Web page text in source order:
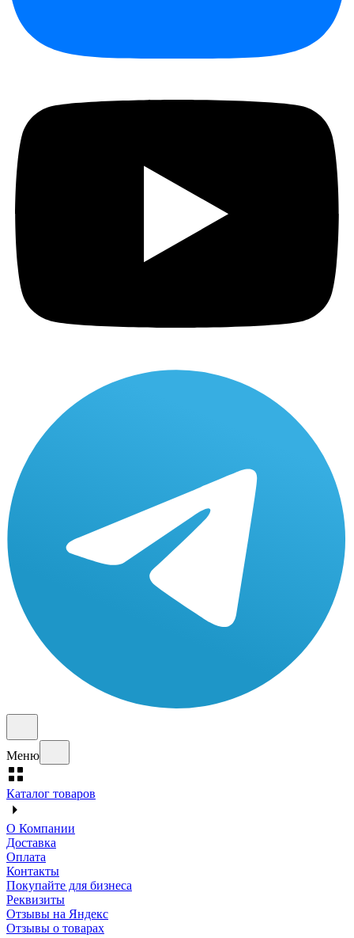
Меню
Каталог товаров
О Компании
Доставка
Оплата
Контакты
Покупайте для бизнеса
Реквизиты
Отзывы на Яндекс
Отзывы о товарах